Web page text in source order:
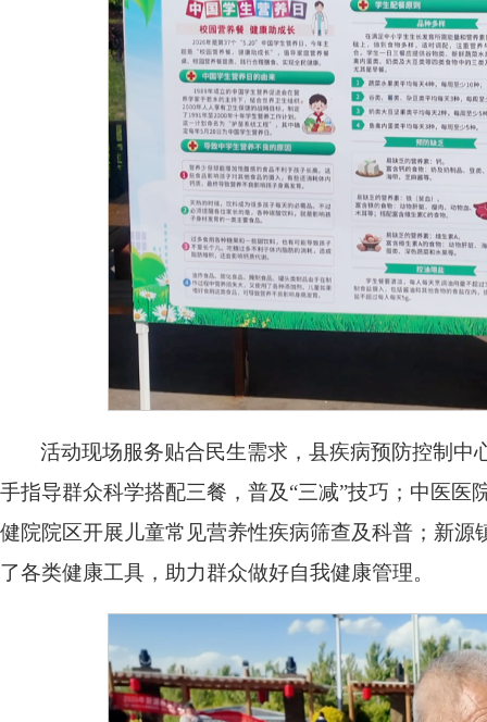
活动现场服务贴合民生需求，县疾病预防控制
手指导群众科学搭配三餐，普及“三减”技巧；中医
健院院区开展儿童常见营养性疾病筛查及科普；新
了各类健康工具，助力群众做好自我健康管理。